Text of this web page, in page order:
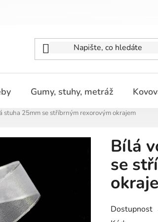
Gumy, stuhy, metráž
stuha 25mm se stříbrným rexorovým okrajem
Bílá
se
Dostupnost